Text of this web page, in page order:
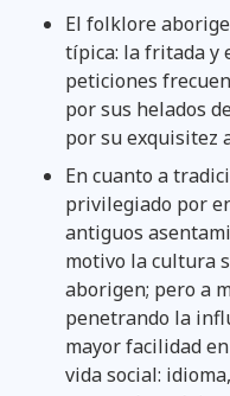
El folklore
típica: la fritada y
peticiones
por sus helados
por su exquisitez
En cuanto a
privilegiado por
antiguos
motivo la cultura
aborigen; pero a
penetrando la
mayor facilidad
vida social: